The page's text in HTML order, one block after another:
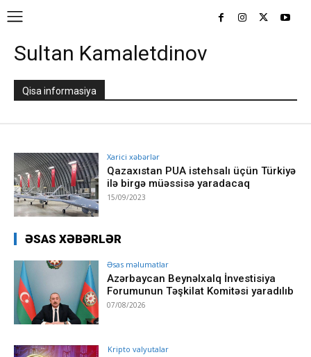
Sultan Kamaletdinov
Qisa informasiya
Xarici xəbərlər
Qazaxıstan PUA istehsalı üçün Türkiyə
ilə birgə müəssisə yaradacaq
15/09/2023
ƏSAS XƏBƏRLƏR
Əsas məlumatlar
Azərbaycan Beynəlxalq İnvestisiya
Forumunun Təşkilat Komitəsi yaradılıb
07/08/2026
Kripto valyutalar